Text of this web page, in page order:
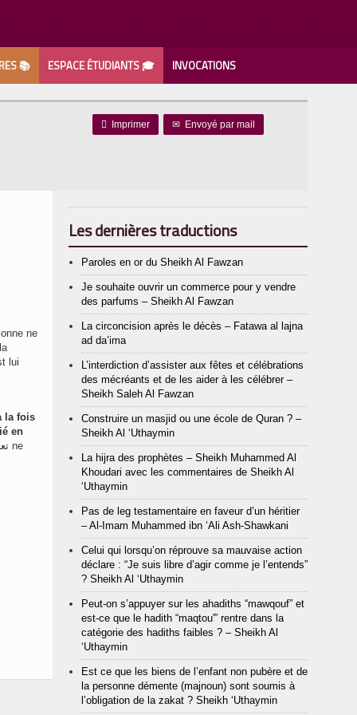
📚 ESPACE ÉTUDIANTS 🎓 INVOCATIONS
 Imprimer ✉ Envoyé par mail
ne
lui
la fois
en
Les dernières traductions
Paroles en or du Sheikh Al Fawzan
Je souhaite ouvrir un commerce pour y vendre
des parfums – Sheikh Al Fawzan
La circoncision après le décès – Fatawa al lajna
ad da’ima
L’interdiction d’assister aux fêtes et célébrations
des mécréants et de les aider à les célébrer –
Sheikh Saleh Al Fawzan
Construire un masjid ou une école de Quran ? –
Sheikh Al ‘Uthaymin
La hijra des prophètes – Sheikh Muhammed Al
Khoudari avec les commentaires de Sheikh Al
‘Uthaymin
Pas de leg testamentaire en faveur d’un héritier
– Al-Imam Muhammed ibn ‘Ali Ash-Shawkani
Celui qui lorsqu’on réprouve sa mauvaise action
déclare : “Je suis libre d’agir comme je l’entends”
? Sheikh Al ‘Uthaymin
Peut-on s’appuyer sur les ahadiths “mawqouf” et
est-ce que le hadith “maqtou'” rentre dans la
catégorie des hadiths faibles ? – Sheikh Al
‘Uthaymin
Est ce que les biens de l’enfant non pubère et de
la personne démente (majnoun) sont soumis à
l’obligation de la zakat ? Sheikh ‘Uthaymin